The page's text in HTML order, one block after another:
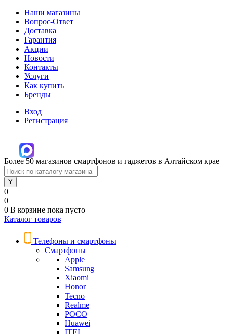
Наши магазины
Вопрос-Ответ
Доставка
Гарантия
Акции
Новости
Контакты
Услуги
Как купить
Бренды
Вход
Регистрация
Более 50 магазинов смартфонов и гаджетов в Алтайском крае
0
0
0 В корзине пока пусто
Каталог товаров
Телефоны и смартфоны
Смартфоны
Apple
Samsung
Xiaomi
Honor
Tecno
Realme
POCO
Huawei
ITEL